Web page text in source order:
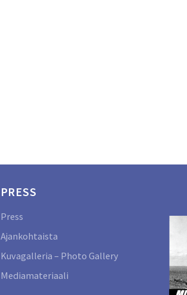
PRESS
Press
Ajankohtaista
Kuvagalleria – Photo Gallery
Mediamateriaali